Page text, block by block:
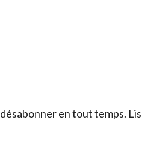
désabonner en tout temps.